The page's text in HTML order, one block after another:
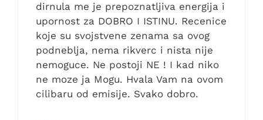
dirnula me je prepoznatljiva energija i
upornost za DOBRO I ISTINU. Recenice
koje su svojstvene zenama sa ovog
podneblja, nema rikverc i nista nije
nemoguce. Ne postoji NE ! I kad niko
ne moze ja Mogu. Hvala Vam na ovom
cilibaru od emisije. Svako dobro.